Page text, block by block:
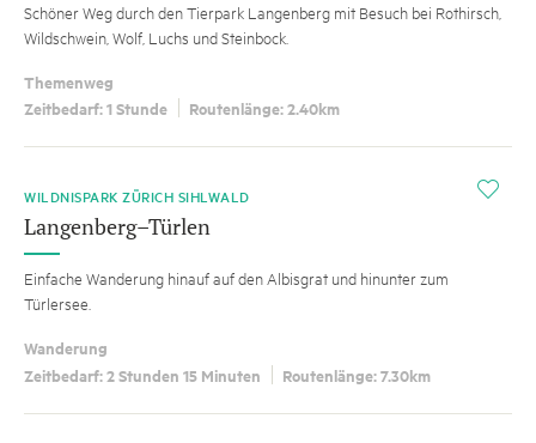
Schöner Weg durch den Tierpark Langenberg mit Besuch bei Rothirsch,
Wildschwein, Wolf, Luchs und Steinbock.
Themenweg
Zeitbedarf: 1 Stunde
Routenlänge: 2.40km
i
WILDNISPARK ZÜRICH SIHLWALD
Langenberg–Türlen
Einfache Wanderung hinauf auf den Albisgrat und hinunter zum
Türlersee.
Wanderung
Zeitbedarf: 2 Stunden 15 Minuten
Routenlänge: 7.30km